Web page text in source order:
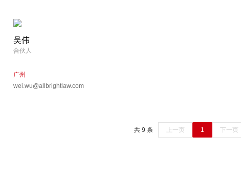
吴伟
合伙人
广州
wei.wu@allbrightlaw.com
共 9 条 上一页 1 下一页